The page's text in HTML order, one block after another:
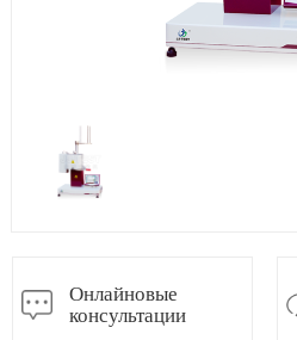
Онлайновые
консультации